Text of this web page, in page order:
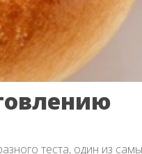
теста, один из